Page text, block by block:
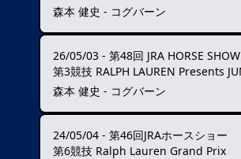
森本 健史 - コグバーン
26/05/03 - 第48回 JRA HORSE SHOW
森本 健史 - コグバーン
24/05/04 - 第46回JRAホースショー
第6競技 Ralph Lauren Grand Prix